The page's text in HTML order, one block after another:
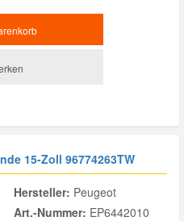
15-Zoll 96774263TW
Hersteller: Peugeot
Art.-Nummer: EP6442010